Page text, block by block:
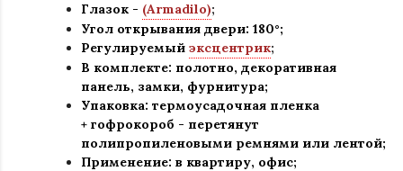
Глазок - (Armadilo);
Угол открывания двери: 180°;
Регулируемый эксцентрик;
В комплекте: полотно, декоративная
панель, замки, фурнитура;
Упаковка: термоусадочная пленка
+ гофрокороб - перетянут
полипропиленовыми ремнями или лентой;
Применение: в квартиру, офис;